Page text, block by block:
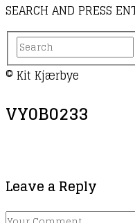
SEARCH AND PRESS
© Kit Kjærbye
VY0B0233
Leave a Reply